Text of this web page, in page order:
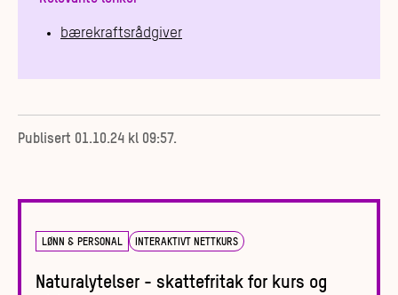
bærekraftsrådgiver
Publisert 01.10.24 kl 09:57.
LØNN & PERSONAL INTERAKTIVT NETTKURS
Naturalytelser - skattefritak for kurs og